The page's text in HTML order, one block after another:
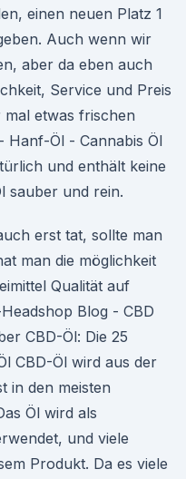
einen neuen Platz 1
Auch wenn wir
aber da eben auch
Service und Preis
etwas frischen
Hanf-Öl - Cannabis Öl
und enthält keine
sauber und rein.
erst tat, sollte man
man die möglichkeit
Qualität auf
Blog - CBD
CBD-Öl: Die 25
CBD-Öl wird aus der
in den meisten
Öl wird als
und viele
Produkt. Da es viele